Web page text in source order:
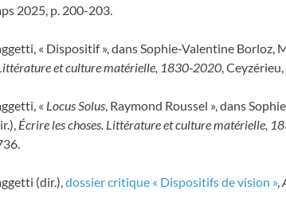
2025, p. 200-203.
« Dispositif », dans Sophie-Valentine Borloz,
et culture matérielle, 1830-2020,
« Locus Solus, Raymond Roussel », dans
Écrire les choses. Littérature et culture matérielle,
(dir.),dossier critique « Dispositifs de vision »,